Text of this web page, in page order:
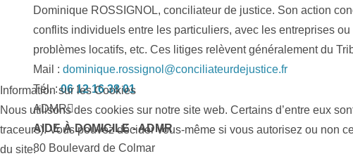
Dominique ROSSIGNOL, conciliateur de justice. Son action
conflits individuels entre les particuliers, avec les entreprises
problèmes locatifs, etc. Ces litiges relèvent généralement du
Mail : dominique.rossignol@conciliateurdejustice.fr
Tél. :06 12 16 38 01
ADMR
AIDE À DOMICILE - ADMR
80 Boulevard de Colmar
Information sur les Cookies
Nous utilisons des cookies sur notre site web. Certains d’entre eux
traceurs). Vous pouvez décider vous-même si vous autorisez ou non
du site.